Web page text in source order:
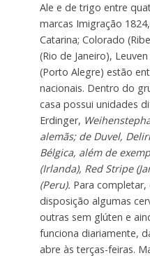
Ale e de trigo entre
marcas Imigração
Catarina; Colorado
(Rio de Janeiro),
(Porto Alegre) estão
nacionais. Dentro do
casa possui unidades
Erdinger,
alemãs; de Duvel,
Bélgica, além de
(Irlanda), Red Stripe
(Peru). Para
disposição algumas
outras sem glúten e
funciona diariamente,
abre às terças-feiras.